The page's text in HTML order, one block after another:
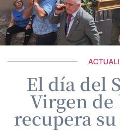
El día del
Virgen de
recupera